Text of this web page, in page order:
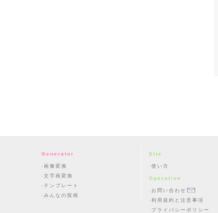
Generator
画像変換
文字画変換
テンプレート
みんなの投稿
Site
使い方
Operation
お問い合わせ
利用規約と注意事項
プライバシーポリシー